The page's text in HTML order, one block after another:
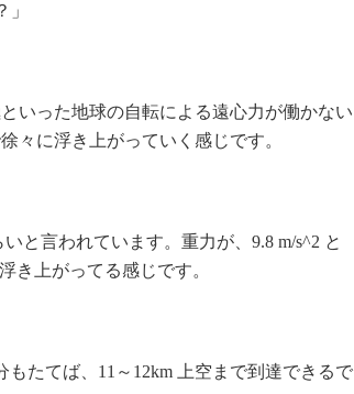
いった地球の自転による遠心力が働かない
々に浮き上がっていく感じです。
と言われています。重力が、9.8 m/s^2 と
き上がってる感じです。
たてば、11～12km 上空まで到達できるで